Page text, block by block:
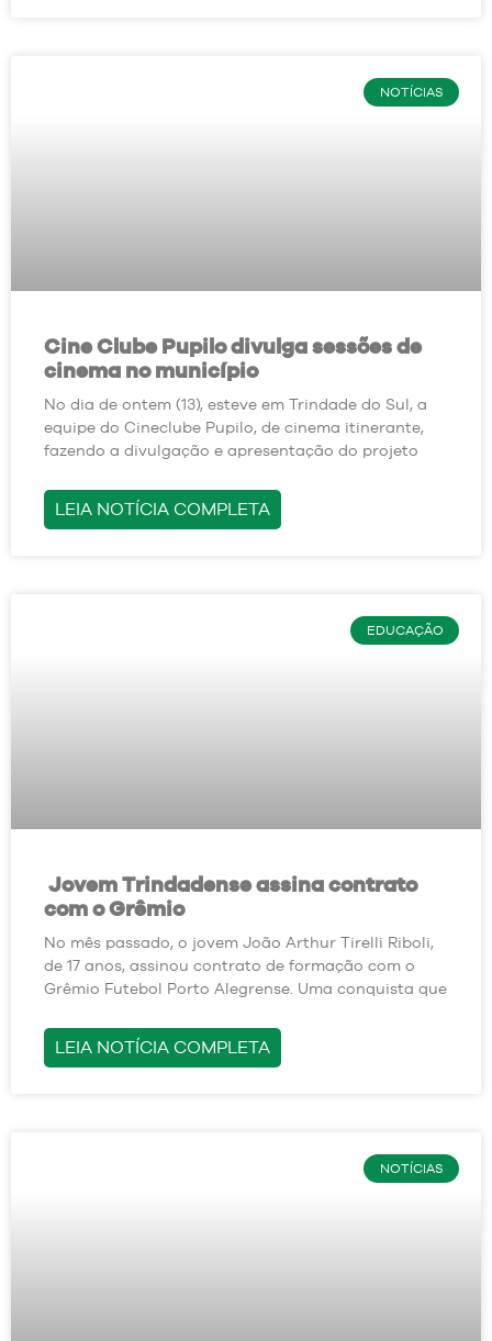
NOTÍCIAS
Cine Clube Pupilo divulga sessões de
cinema no município
No dia de ontem (13), esteve em Trindade do Sul, a
equipe do Cineclube Pupilo, de cinema itinerante,
fazendo a divulgação e apresentação do projeto
LEIA NOTÍCIA COMPLETA
EDUCAÇÃO
Jovem Trindadense assina contrato
com o Grêmio
No mês passado, o jovem João Arthur Tirelli Riboli,
de 17 anos, assinou contrato de formação com o
Grêmio Futebol Porto Alegrense. Uma conquista que
LEIA NOTÍCIA COMPLETA
NOTÍCIAS